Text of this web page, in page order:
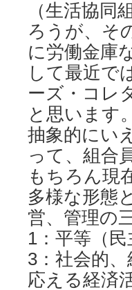
（生活協
ろうが、そ
に労働金庫
して最近で
ーズ・コレ
と思います。
抽象的にい
って、組合
もちろん現
多様な形態
営、管理の
1：平等（
3：社会的
応える経済